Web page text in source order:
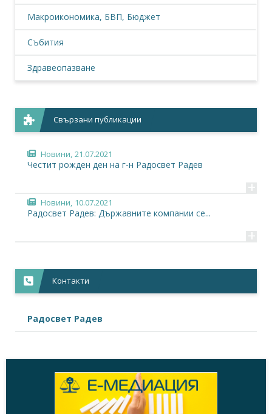
Макроикономика, БВП, Бюджет
Събития
Здравеопазване
Свързани публикации
Новини, 21.07.2021
Честит рожден ден на г-н Радосвет Радев
+
Новини, 10.07.2021
Радосвет Радев: Държавните компании се...
+
Контакти
Радосвет Радев